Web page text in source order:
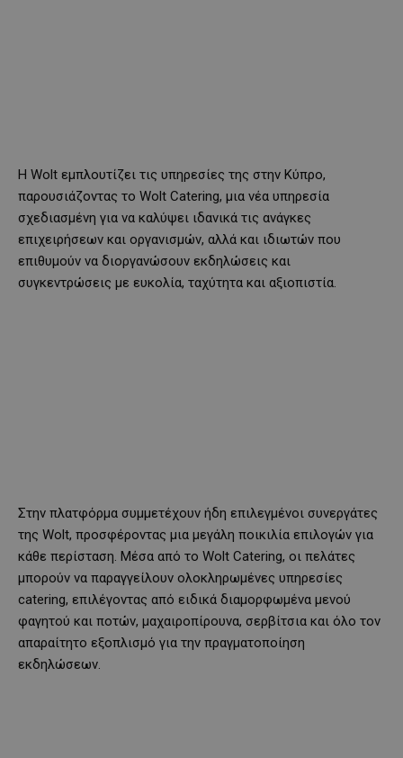
Η Wolt εμπλουτίζει τις υπηρεσίες της στην Κύπρο,
παρουσιάζοντας το Wolt Catering, μια νέα υπηρεσία
σχεδιασμένη για να καλύψει ιδανικά τις ανάγκες
επιχειρήσεων και οργανισμών, αλλά και ιδιωτών που
επιθυμούν να διοργανώσουν εκδηλώσεις και
συγκεντρώσεις με ευκολία, ταχύτητα και αξιοπιστία.
Στην πλατφόρμα συμμετέχουν ήδη επιλεγμένοι συνεργάτες
της Wolt, προσφέροντας μια μεγάλη ποικιλία επιλογών για
κάθε περίσταση. Μέσα από το Wolt Catering, οι πελάτες
μπορούν να παραγγείλουν ολοκληρωμένες υπηρεσίες
catering, επιλέγοντας από ειδικά διαμορφωμένα μενού
φαγητού και ποτών, μαχαιροπίρουνα, σερβίτσια και όλο τον
απαραίτητο εξοπλισμό για την πραγματοποίηση
εκδηλώσεων.